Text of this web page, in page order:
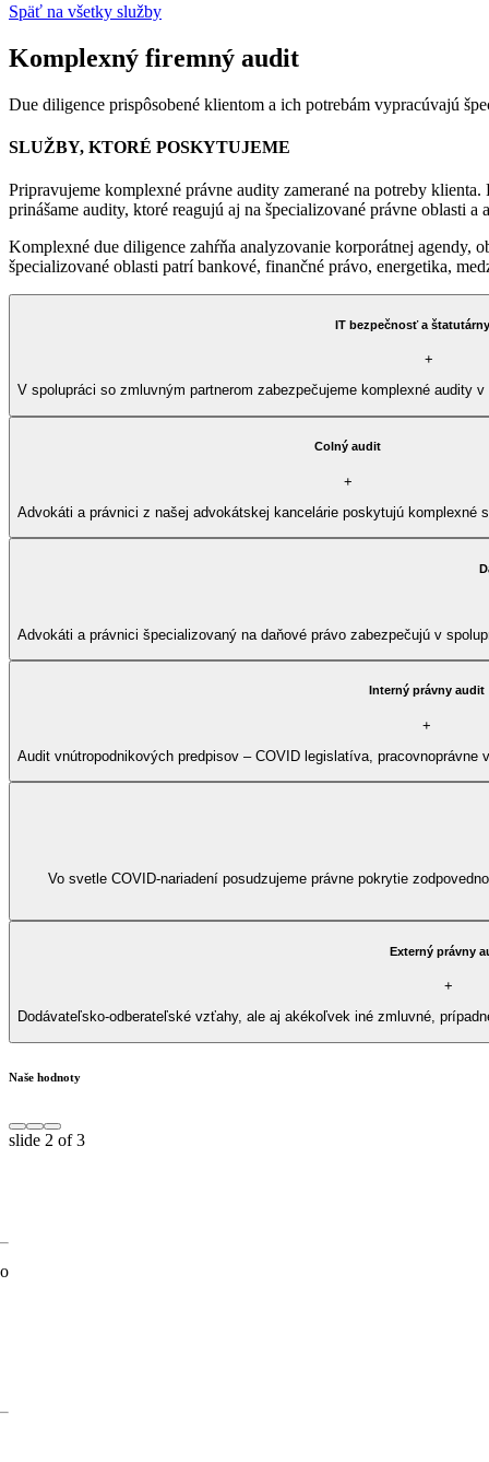
Späť na všetky služby
Komplexný firemný audit
Due diligence prispôsobené klientom a ich potrebám vypracúvajú
SLUŽBY, KTORÉ POSKYTUJEME
Pripravujeme komplexné právne audity zamerané na potreby
prinášame audity, ktoré reagujú aj na špecializované právne oblasti
Komplexné due diligence zahŕňa analyzovanie korporátnej agendy,
špecializované oblasti patrí bankové, finančné právo, energetika,
IT bezpečnosť a
+
V spolupráci so zmluvným partnerom zabezpečujeme komplexné audity
Colný audit
+
Advokáti a právnici z našej advokátskej kancelárie poskytujú komplexné
Advokáti a právnici špecializovaný na daňové právo zabezpečujú v
Interný právny audit
+
Audit vnútropodnikových predpisov – COVID legislatíva,
Vo svetle COVID-nariadení posudzujeme právne pokrytie
Externý právny
+
Dodávateľsko-odberateľské vzťahy, ale aj akékoľvek iné zmluvné,
Naše hodnoty
slide 2 of 3